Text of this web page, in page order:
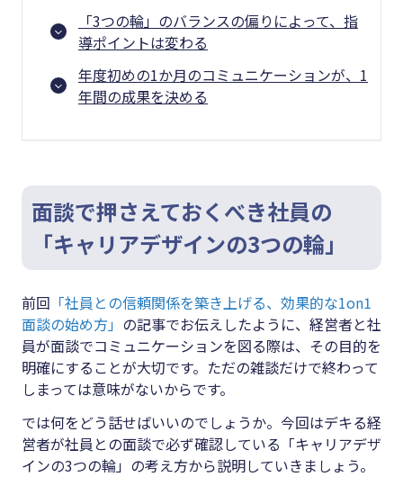
「3つの輪」のバランスの偏りによって、指
導ポイントは変わる
年度初めの1か月のコミュニケーションが、1
年間の成果を決める
面談で押さえておくべき社員の
「キャリアデザインの3つの輪」
前回 「社員との信頼関係を築き上げる、効果的な1on1
面談の始め方」 の記事でお伝えしたように、経営者と社
員が面談でコミュニケーションを図る際は、その目的を
明確にすることが大切です。ただの雑談だけで終わって
しまっては意味がないからです。
では何をどう話せばいいのでしょうか。今回はデキる経
営者が社員との面談で必ず確認している「キャリアデザ
インの3つの輪」の考え方から説明していきましょう。